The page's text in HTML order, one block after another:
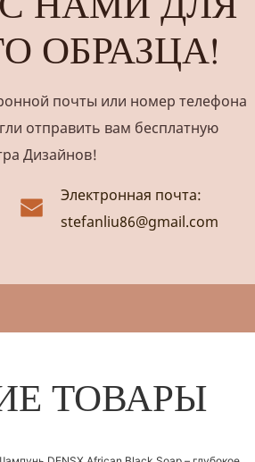
ОБРАЗЦА!
почты или номер телефона
отправить вам бесплатную
Дизайнов!
Электронная почта:
stefanliu86@gmail.com
ТОВАРЫ